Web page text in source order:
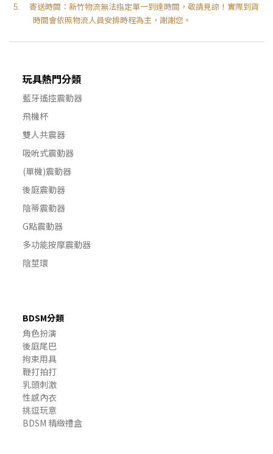
5.
寄送時間：新竹物流無法指定單一到達時間，敬請見諒！實際到貨
時間會依照物流人員安排時程為主，謝謝您。
玩具熱門分類
藍牙遙控震動器
飛機杯
雙人共震器
吸吮式震動器
(單機)震動器
後庭震動器
陰蒂震動器
G點震動器
多功能按摩震動器
陰莖環
BDSM分類
角色扮演
後庭尾巴
拘束用具
鞭打拍打
乳頭刺激
性感內衣
挑逗玩意
BDSM 精緻禮盒